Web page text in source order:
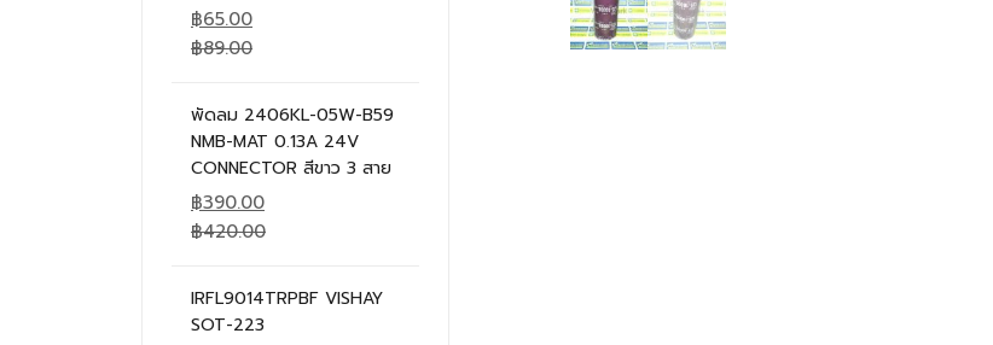
฿65.00
฿89.00
พัดลม 2406KL-05W-B59
NMB-MAT 0.13A 24V
CONNECTOR สีขาว 3 สาย
฿390.00
฿420.00
IRFL9014TRPBF VISHAY
SOT-223